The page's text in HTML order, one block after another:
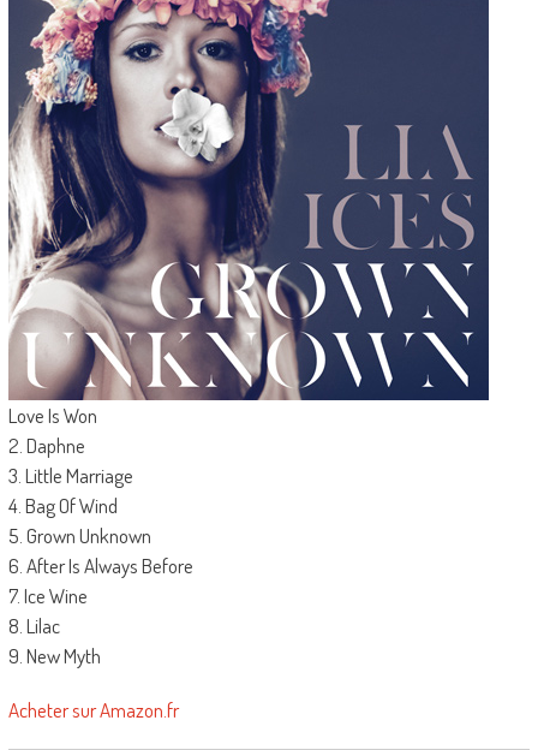
Love Is Won
2. Daphne
3. Little Marriage
4. Bag Of Wind
5. Grown Unknown
6. After Is Always Before
7. Ice Wine
8. Lilac
9. New Myth
Acheter sur Amazon.fr